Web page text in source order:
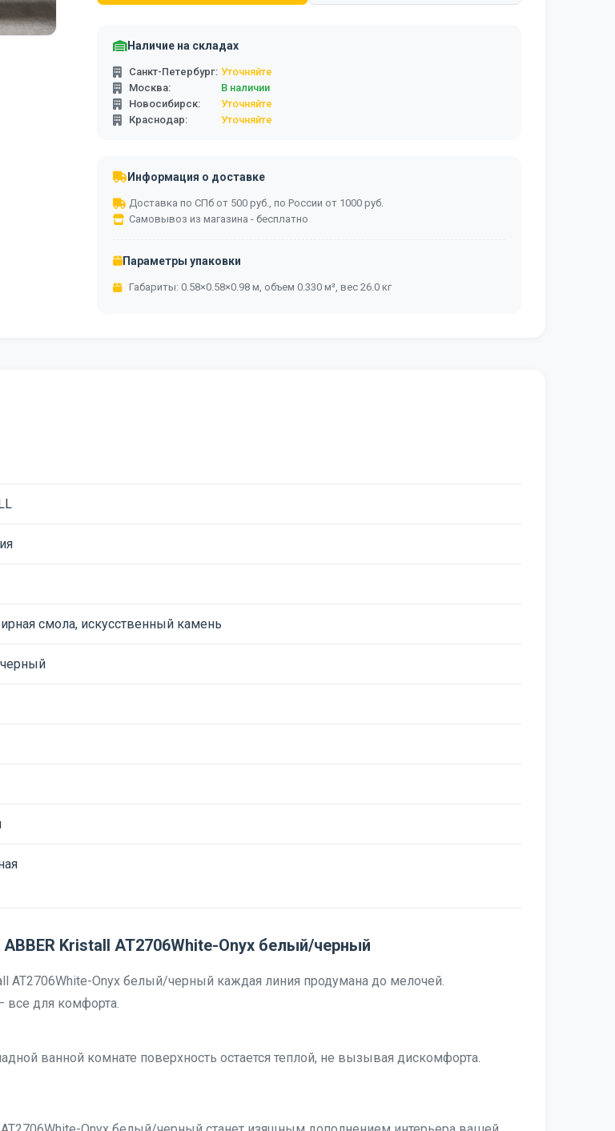
Наличие на складах
Санкт-Петербург: Уточняйте
Москва:
В наличии
Новосибирск:
Уточняйте
Краснодар:
Уточняйте
Информация о доставке
Доставка по СПб от 500 руб., по России от 1000 руб.
Самовывоз из магазина - бесплатно
Параметры упаковки
Габариты: 0.58×0.58×0.98 м, объем 0.330 м³, вес 26.0 кг
смола, искусственный камень
Kristall AT2706White-Onyx белый/черный
AT2706White-Onyx белый/черный каждая линия продумана до мелочей.
все для комфорта.
ванной комнате поверхность остается теплой, не вызывая дискомфорта.